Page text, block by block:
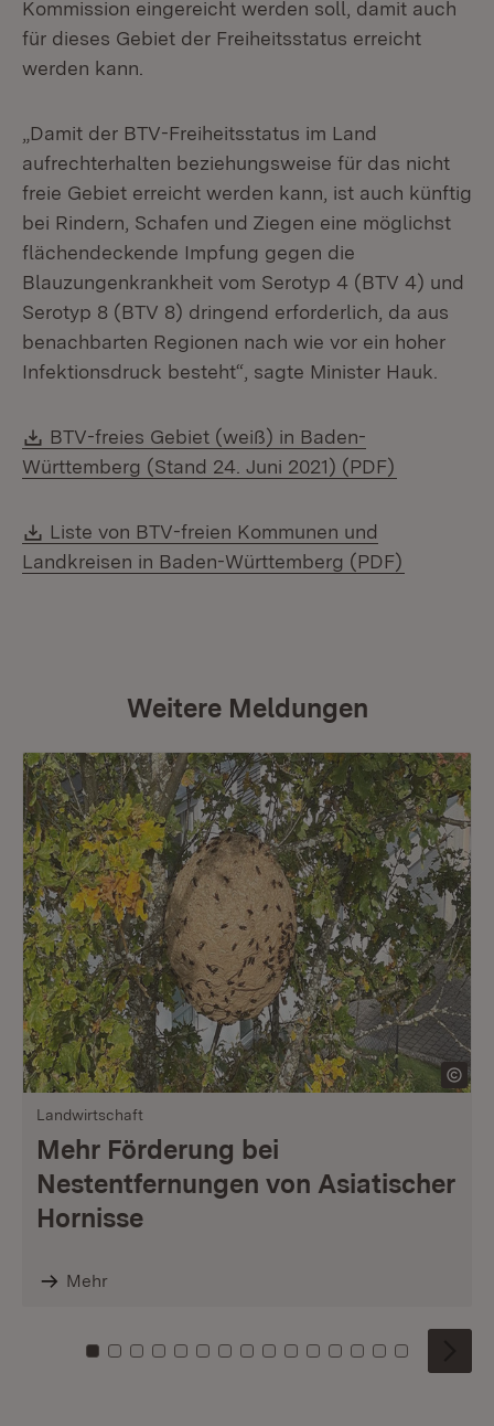
Kommission eingereicht werden soll, damit auch
für dieses Gebiet der Freiheitsstatus erreicht
werden kann.
„Damit der BTV-Freiheitsstatus im Land
aufrechterhalten beziehungsweise für das nicht
freie Gebiet erreicht werden kann, ist auch künftig
bei Rindern, Schafen und Ziegen eine möglichst
flächendeckende Impfung gegen die
Blauzungenkrankheit vom Serotyp 4 (BTV 4) und
Serotyp 8 (BTV 8) dringend erforderlich, da aus
benachbarten Regionen nach wie vor ein hoher
Infektionsdruck besteht“, sagte Minister Hauk.
Download:
BTV-freies Gebiet (weiß) in Baden-
Württemberg (Stand 24. Juni 2021) (PDF)
Download:
Liste von BTV-freien Kommunen und
Landkreisen in Baden-Württemberg (PDF)
Weitere Meldungen
Landwirtschaft
Mehr Förderung bei
Nestentfernungen von Asiatischer
Hornisse
Mehr
Zu Kachel: 0
Zu Kachel: 1
Zu Kachel: 2
Zu Kachel: 3
Zu Kachel: 4
Zu Kachel: 5
Zu Kachel: 6
Zu Kachel: 7
Zu Kachel: 8
Zu Kachel: 9
Zu Kachel: 10
Zu Kachel: 11
Zu Kachel: 12
Zu Kachel:
Zu